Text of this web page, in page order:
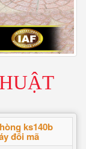
ks140b
đổi mã